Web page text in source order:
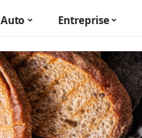
Auto Entreprise